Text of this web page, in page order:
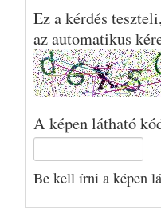
Ez a kérdés
az automatikus
A képen látható
Be kell írni a képen